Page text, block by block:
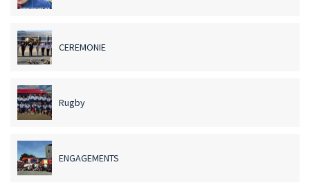
CEREMONIE
Rugby
ENGAGEMENTS